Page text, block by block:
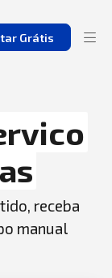
Grátis
receba
manual